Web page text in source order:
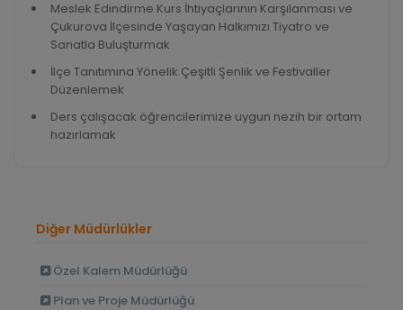
Meslek Edindirme Kurs İhtiyaçlarının Karşılanması ve
Çukurova İlçesinde Yaşayan Halkımızı Tiyatro ve
Sanatla Buluşturmak
İlçe Tanıtımına Yönelik Çeşitli Şenlik ve Festivaller
Düzenlemek
Ders çalışacak öğrencilerimize uygun nezih bir ortam
hazırlamak
Diğer Müdürlükler
Özel Kalem Müdürlüğü
Plan ve Proje Müdürlüğü